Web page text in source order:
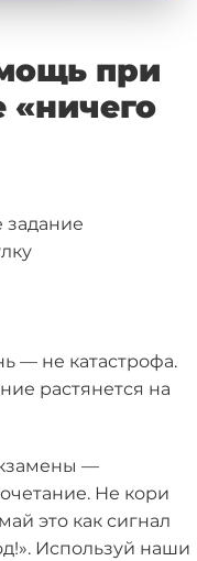
при
«ничего
задание
— не катастрофа.
растянется на
—
Не кори
это как сигнал
Используй наши